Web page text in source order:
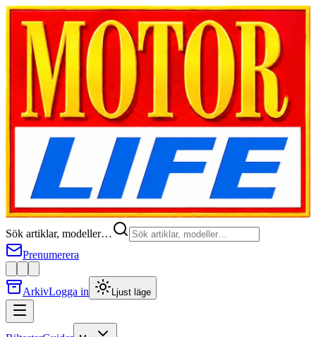
Sök artiklar, modeller…
Prenumerera
ArkivLogga in Ljust läge